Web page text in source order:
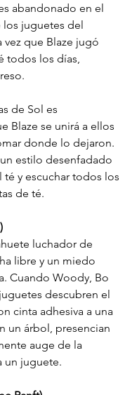
abandonado en el
los juguetes del
que Blaze jugó
todos los días,
de Sol es
Blaze se unirá a ellos
donde lo dejaron.
estilo desenfadado
y escuchar todos los
de té.
luchador de
libre y un miedo
Cuando Woody, Bo
descubren el
cinta adhesiva a una
un árbol, presencian
auge de la
un juguete.